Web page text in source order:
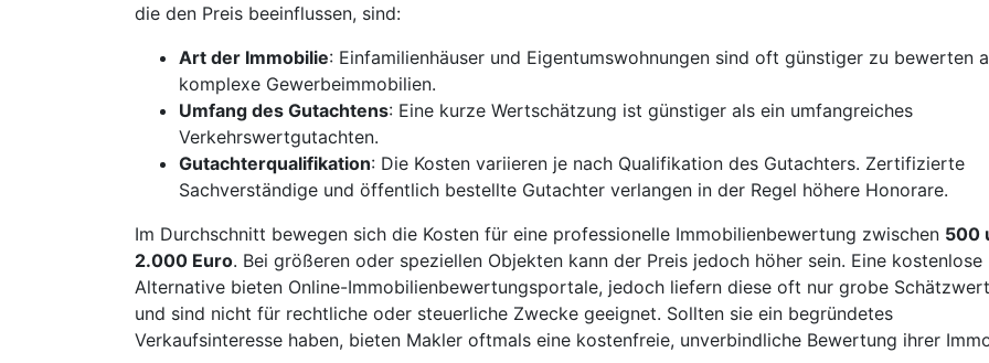
die den Preis beeinflussen, sind:
Art der Immobilie: Einfamilienhäuser und Eigentumswohnungen sind oft günstiger zu bewerten
komplexe Gewerbeimmobilien.
Umfang des Gutachtens: Eine kurze Wertschätzung ist günstiger als ein umfangreiches
Verkehrswertgutachten.
Gutachterqualifikation: Die Kosten variieren je nach Qualifikation des Gutachters. Zertifizierte
Sachverständige und öffentlich bestellte Gutachter verlangen in der Regel höhere Honorare.
Im Durchschnitt bewegen sich die Kosten für eine professionelle Immobilienbewertung zwischen 500
2.000 Euro. Bei größeren oder speziellen Objekten kann der Preis jedoch höher sein. Eine kostenlose
Alternative bieten Online-Immobilienbewertungsportale, jedoch liefern diese oft nur grobe
und sind nicht für rechtliche oder steuerliche Zwecke geeignet. Sollten sie ein begründetes
Verkaufsinteresse haben, bieten Makler oftmals eine kostenfreie, unverbindliche Bewertung ihrer